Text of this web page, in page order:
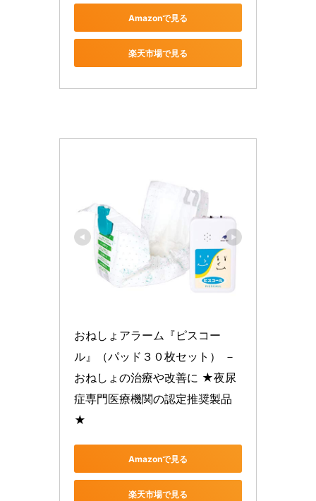
Amazonで見る
楽天市場で見る
おねしょアラーム『ピスコー
ル』（パッド３０枚セット） －
おねしょの治療や改善に ★夜尿
症専門医療機関の認定推奨製品
★
Amazonで見る
楽天市場で見る